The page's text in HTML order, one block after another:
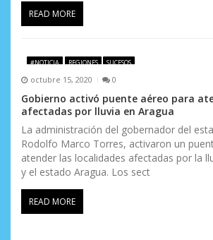
READ MORE
#NOTICIA REGIONES SUCESOS
octubre 15, 2020 0
Gobierno activó puente aéreo para
afectadas por lluvia en Aragua
La administración del gobernador del
Rodolfo Marco Torres, activaron un
atender las localidades afectadas por la
y el estado Aragua. Los sect
READ MORE